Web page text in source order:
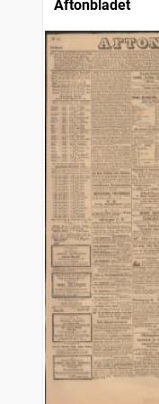
Aftonbladet